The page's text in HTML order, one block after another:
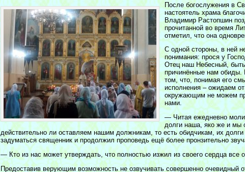
После богослужения в
настоятель храма
Владимир Растопшин
прочитанной во время
отметил, что она
С одной стороны, в ней
понимания: прося у
Отец наш Небесный,
причинённые нам обиды.
том, что, понимая его
исполнения – ожидаем
окружающим не можем
нами.
— Читая ежедневно
долги наша, яко же и
действительно ли оставляем нашим должникам, то есть обидчикам, их
задуматься священник и продолжил проповедь ещё более пронзительно
— Кто из нас может утверждать, что полностью изжил из своего сердца все
Предоставив верующим возможность не озвучивать совершенно очевидный